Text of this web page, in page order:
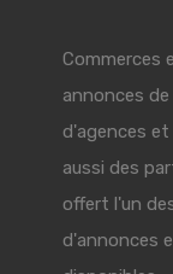
Commerces
annonces
d'agences et
aussi des
offert l'un
d'annonces